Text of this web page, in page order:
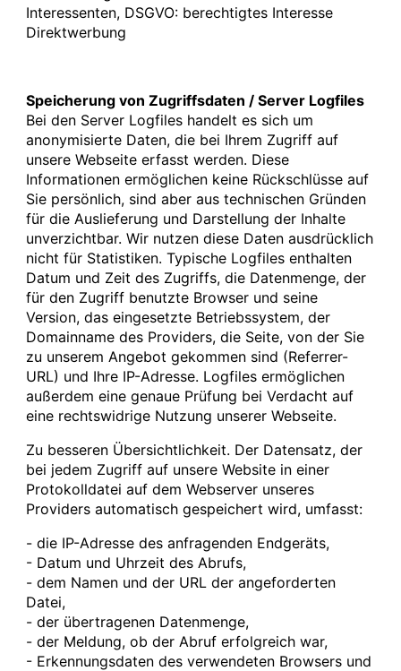
Interessenten, DSGVO: berechtigtes Interesse
Direktwerbung
Speicherung von Zugriffsdaten / Server Logfiles
Bei den Server Logfiles handelt es sich um
anonymisierte Daten, die bei Ihrem Zugriff auf
unsere Webseite erfasst werden. Diese
Informationen ermöglichen keine Rückschlüsse auf
Sie persönlich, sind aber aus technischen Gründen
für die Auslieferung und Darstellung der Inhalte
unverzichtbar. Wir nutzen diese Daten ausdrücklich
nicht für Statistiken. Typische Logfiles enthalten
Datum und Zeit des Zugriffs, die Datenmenge, der
für den Zugriff benutzte Browser und seine
Version, das eingesetzte Betriebssystem, der
Domainname des Providers, die Seite, von der Sie
zu unserem Angebot gekommen sind (Referrer-
URL) und Ihre IP-Adresse. Logfiles ermöglichen
außerdem eine genaue Prüfung bei Verdacht auf
eine rechtswidrige Nutzung unserer Webseite.
Zu besseren Übersichtlichkeit. Der Datensatz, der
bei jedem Zugriff auf unsere Website in einer
Protokolldatei auf dem Webserver unseres
Providers automatisch gespeichert wird, umfasst:
- die IP-Adresse des anfragenden Endgeräts,
- Datum und Uhrzeit des Abrufs,
- dem Namen und der URL der angeforderten
Datei,
- der übertragenen Datenmenge,
- der Meldung, ob der Abruf erfolgreich war,
- Erkennungsdaten des verwendeten Browsers und